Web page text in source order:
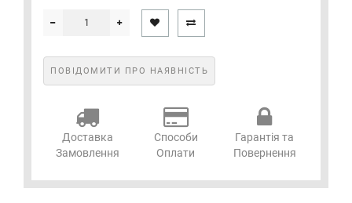
ПОВІДОМИТИ ПРО НАЯВНІСТЬ
Доставка
Замовлення
Способи
Оплати
Гарантія та
Повернення